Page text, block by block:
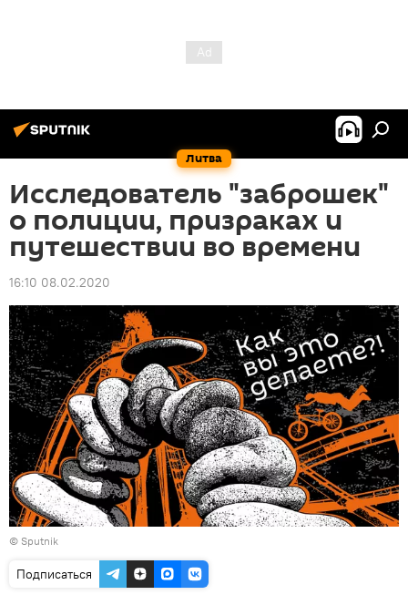
Литва
Исследователь "заброшек"
о полиции, призраках и
путешествии во времени
16:10 08.02.2020
© Sputnik
Подписаться